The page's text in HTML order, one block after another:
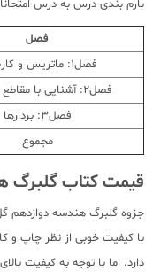
بارم بندی درس به درس
فصل
فصل1: ماتریس و کاربردها
فصل2: آشنایی با مقاطع مخروطی
فصل3: بردارها
مجموع
قیمت کتاب گلبرگ
جزوه گلبرگ هندسه دوازدهم
با کیفیت خوبی از نظر چاپ و
دارد. اما با توجه به کیفیت